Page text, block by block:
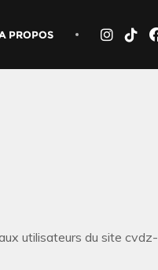
PROPOS
utilisateurs du site cvdz-